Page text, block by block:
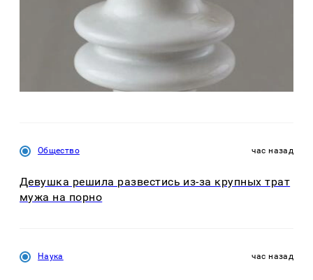
Общество час назад
Девушка решила развестись из-за крупных трат
мужа на порно
Наука час назад